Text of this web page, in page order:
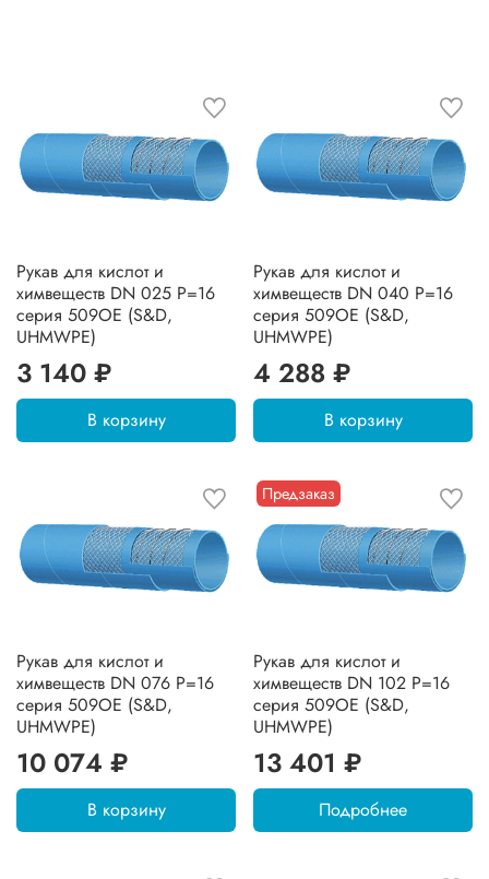
Рукав для кислот и
химвеществ DN 025 P=16
серия 509OE (S&D,
UHMWPE)
3 140 ₽
В корзину
Рукав для кислот и
химвеществ DN 040 P=16
серия 509OE (S&D,
UHMWPE)
4 288 ₽
В корзину
Рукав для кислот и
химвеществ DN 076 P=16
серия 509OE (S&D,
UHMWPE)
10 074 ₽
В корзину
Предзаказ
Рукав для кислот и
химвеществ DN 102 P=16
серия 509OE (S&D,
UHMWPE)
13 401 ₽
Подробнее